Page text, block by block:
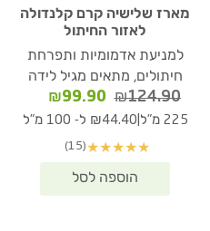
מארז שלישיה קרם קלנדולה
לאזור החיתול
למניעת אדמומיות ותפרחת
חיתולים, מתאים מגיל לידה
₪124.90
המחיר
המקורי
₪124.90.
₪99.90
הנוכחי
225 מ"ל ₪44.40 ל- 100 מ"ל
★
★
★
★
★
(15)